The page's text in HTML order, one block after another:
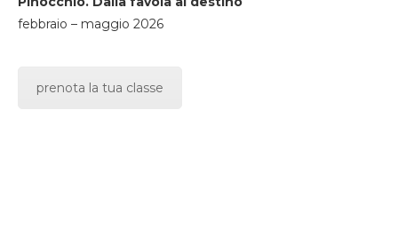
febbraio – maggio 2026
prenota la tua classe